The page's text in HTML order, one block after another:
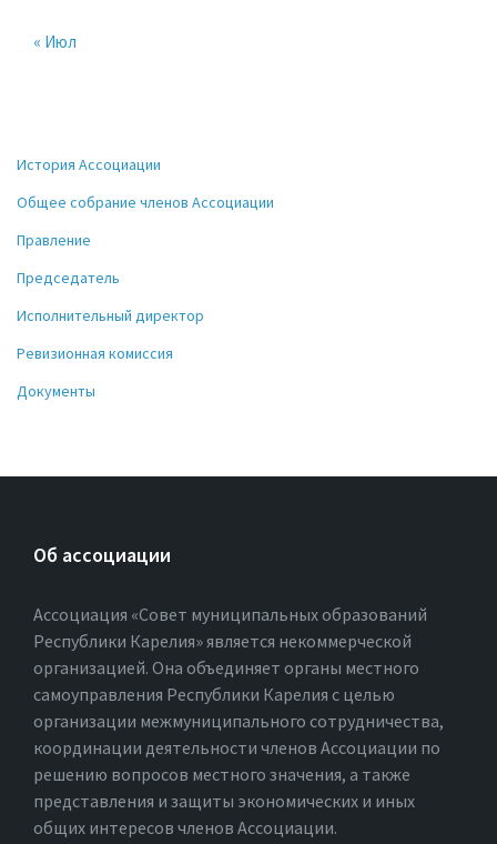
« Июл
История Ассоциации
Общее собрание членов Ассоциации
Правление
Председатель
Исполнительный директор
Ревизионная комиссия
Документы
Об ассоциации
Ассоциация «Совет муниципальных образований
Республики Карелия» является некоммерческой
организацией. Она объединяет органы местного
самоуправления Республики Карелия с целью
организации межмуниципального сотрудничества,
координации деятельности членов Ассоциации по
решению вопросов местного значения, а также
представления и защиты экономических и иных
общих интересов членов Ассоциации.